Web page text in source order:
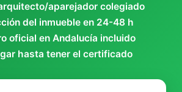
aparejador colegiado
del inmueble en 24-48 h
oficial en Andalucía incluido
hasta tener el certificado